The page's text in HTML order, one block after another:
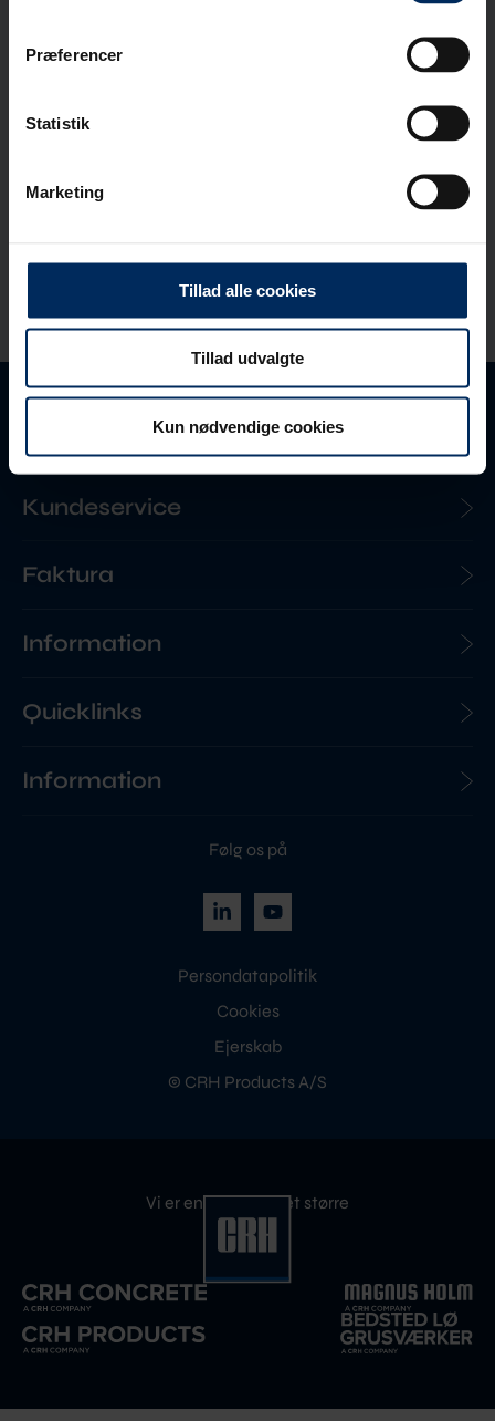
Præferencer
Statistik
Marketing
Tillad alle cookies
Tillad udvalgte
Kun nødvendige cookies
Kundeservice
Faktura
Information
Quicklinks
Information
Følg os på
Persondatapolitik
Cookies
Ejerskab
© CRH Products A/S
Vi er en del af noget større